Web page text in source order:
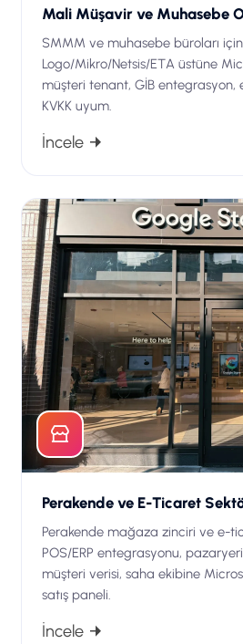
Mali Müşavir ve Muhasebe
SMMM ve muhasebe büroları
Logo/Mikro/Netsis/ETA üstüne
müşteri tenant, GİB
KVKK uyum.
İncele
Perakende ve E-Ticaret
Perakende mağaza zinciri ve e-
POS/ERP entegrasyonu, pazaryeri
müşteri verisi, saha ekibine
satış paneli.
İncele